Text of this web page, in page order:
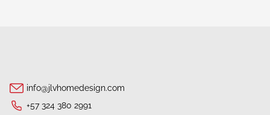
info@jlvhomedesign.com
+57 324 380 2991